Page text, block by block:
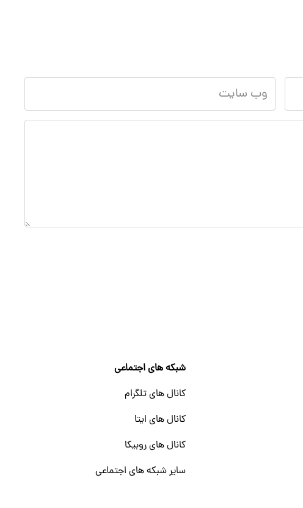
شبکه های اجتماعی
کانال های تلگرام
کانال های ایتا
کانال های روبیکا
سایر شبکه های اجتماعی